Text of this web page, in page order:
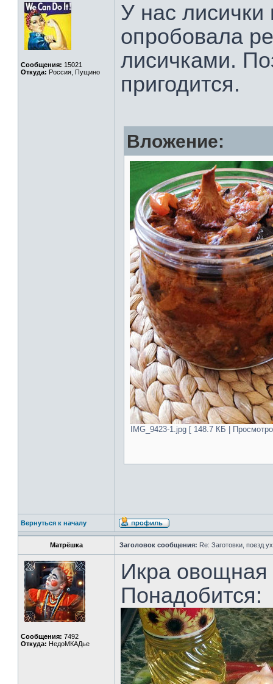
Сообщения: 15021
Откуда: Россия, Пущино
У нас
опробовала
лисичками.
пригодится.
Вложение:
IMG_9423-1.jpg [ 148.7 КБ |
Вернуться к началу
Матрёшка Заголовок сообщения: Re: Заготовки, поезд
Сообщения: 7492
Откуда: НедоМКАДье
Икра
Понадобится: